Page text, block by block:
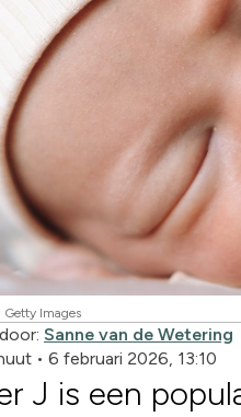
Getty Images
Sanne van de Wetering
• 6 februari 2026, 13:10
J is een